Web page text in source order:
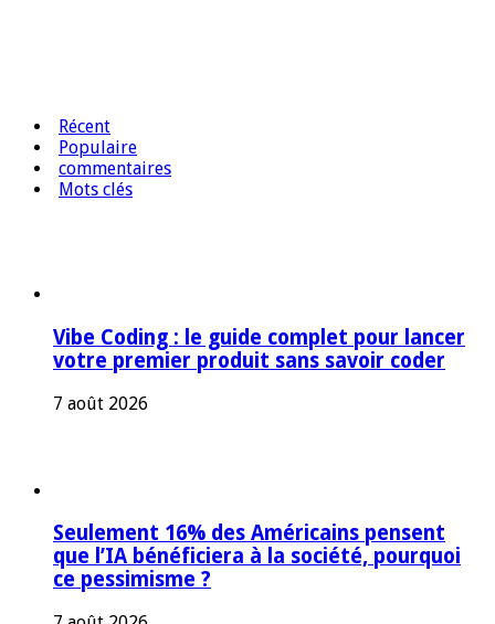
Récent
Populaire
commentaires
Mots clés
Vibe Coding : le guide complet pour lancer
votre premier produit sans savoir coder
7 août 2026
Seulement 16% des Américains pensent
que l’IA bénéficiera à la société, pourquoi
ce pessimisme ?